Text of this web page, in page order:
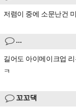
저렴이 중에 소문난건
...
길어도 아이메이크업
ㅋ
꼬꼬댁